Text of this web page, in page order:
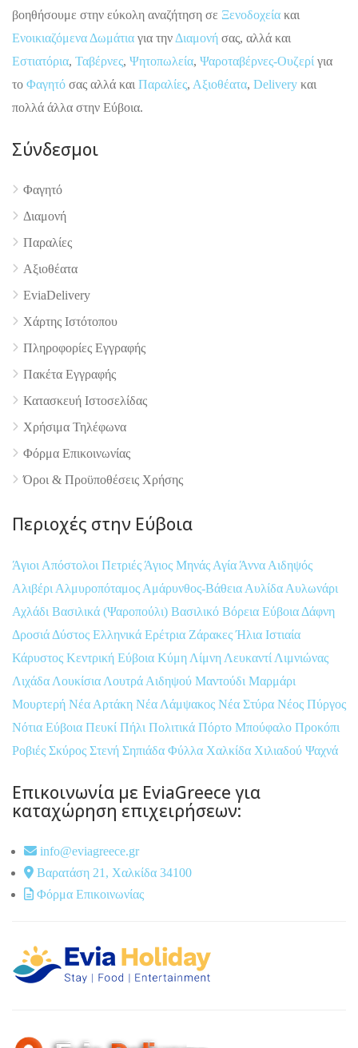
βοηθήσουμε στην εύκολη αναζήτηση σε Ξενοδοχεία και
Ενοικιαζόμενα Δωμάτια για την Διαμονή σας, αλλά και
Εστιατόρια, Ταβέρνες, Ψητοπωλεία, Ψαροταβέρνες-Ουζερί για
το Φαγητό σας αλλά και Παραλίες, Αξιοθέατα, Delivery και
πολλά άλλα στην Εύβοια.
Σύνδεσμοι
Φαγητό
Διαμονή
Παραλίες
Αξιοθέατα
EviaDelivery
Χάρτης Ιστότοπου
Πληροφορίες Εγγραφής
Πακέτα Εγγραφής
Κατασκευή Ιστοσελίδας
Χρήσιμα Τηλέφωνα
Φόρμα Επικοινωνίας
Όροι & Προϋποθέσεις Xρήσης
Περιοχές στην Εύβοια
Άγιοι Απόστολοι Πετριές Άγιος Μηνάς Αγία Άννα Αιδηψός
Αλιβέρι Αλμυροπόταμος Αμάρυνθος-Βάθεια Αυλίδα Αυλωνάρι
Αχλάδι Βασιλικά (Ψαροπούλι) Βασιλικό Βόρεια Εύβοια Δάφνη
Δροσιά Δύστος Ελληνικά Ερέτρια ΖάρακεςΉλια Ιστιαία
Κάρυστος Κεντρική Εύβοια Κύμη Λίμνη Λευκαντί Λιμνιώνας
Λιχάδα Λουκίσια Λουτρά Αιδηψού Μαντούδι Μαρμάρι
Μουρτερή Νέα Αρτάκη Νέα Λάμψακος Νέα Στύρα Νέος Πύργος
Νότια Εύβοια Πευκί Πήλι Πολιτικά Πόρτο Μπούφαλο Προκόπι
Ροβιές Σκύρος Στενή Σηπιάδα Φύλλα Χαλκίδα Χιλιαδού Ψαχνά
Επικοινωνία με EviaGreece για
καταχώρηση επιχειρήσεων:
info@eviagreece.gr
Βαρατάση 21, Χαλκίδα 34100
Φόρμα Επικοινωνίας